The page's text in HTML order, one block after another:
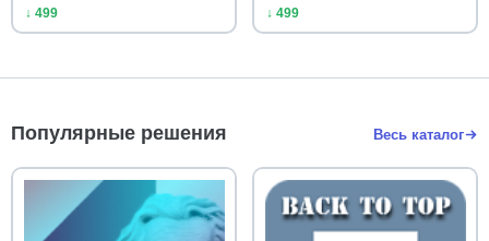
cookie за 5 м…
↓ 499
…
↓ 499
Популярные решения Весь каталог